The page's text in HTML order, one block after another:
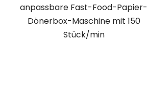
anpassbare Fast-Food-Papier-
Dönerbox-Maschine mit 150
Stück/min